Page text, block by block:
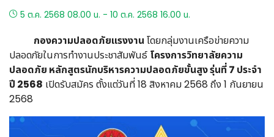
5 ต.ค. 2568 08.00 น. - 10 ต.ค. 2568 16.00 น.
กองความปลอดภัยแรงงาน โดยกลุ่มงานเครือข่ายความ
ปลอดภัยในการทำงานประชาสัมพันธ์ โครงการวิทยาลัยความ
ปลอดภัย หลักสูตรนักบริหารความปลอดภัยขั้นสูง รุ่นที่ 7 ประจำ
ปี 2568 เปิดรับสมัคร ตั้งแต่วันที่ 18 สิงหาคม 2568 ถึง 1 กันยายน
2568